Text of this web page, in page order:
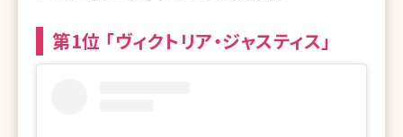
第1位 「ヴィクトリア・ジャスティス」